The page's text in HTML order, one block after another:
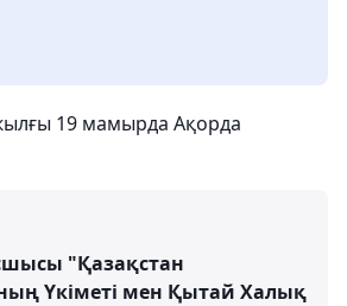
19 мамырда Ақорда
"Қазақстан
Үкіметі мен Қытай Халық